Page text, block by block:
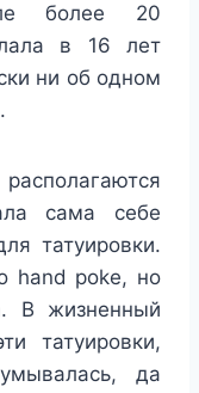
более 20
в 16 лет
ни об одном
сама себе
татуировки.
hand poke, но
В жизненный
татуировки,
да